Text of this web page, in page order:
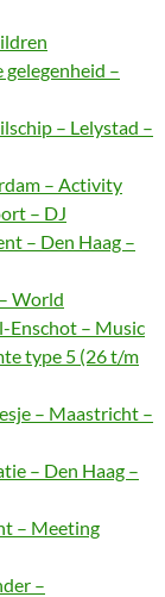
–
– Lelystad –
– Activity
– DJ
– Den Haag –
World
Enschot – Music
type 5 (26 t/m
– Maastricht –
– Den Haag –
– Meeting
–